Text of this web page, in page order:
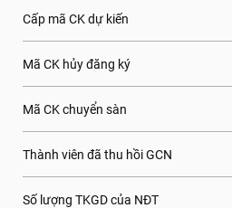
Cấp mã CK dự kiến
Mã CK hủy đăng ký
Mã CK chuyển sàn
Thành viên đã thu hồi GCN
Số lượng TKGD của NĐT